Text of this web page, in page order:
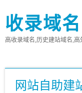
收录域名
高收录域名,历史建站域名,
网站自助建